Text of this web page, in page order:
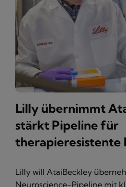
Lilly übernimmt
stärkt Pipeline für
therapieresistente
Lilly will AtaiBeckley
Neuroscience-Pipeline mit